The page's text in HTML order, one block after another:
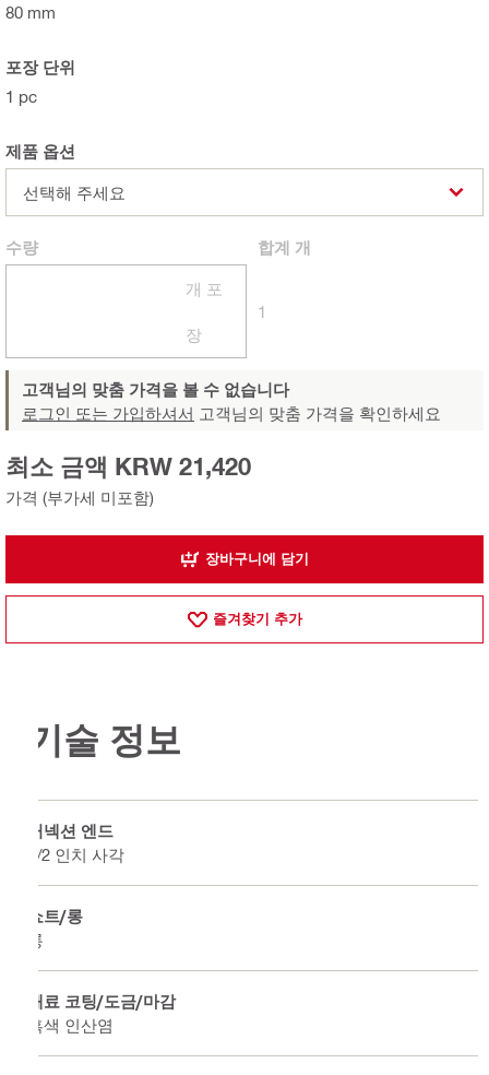
80 mm
포장 단위
1 pc
제품 옵션
선택해 주세요
수량
개 포
장
합계 개
1
고객님의 맞춤 가격을 볼 수 없습니다
로그인 또는 가입하셔서 고객님의 맞춤 가격을 확인하세요
가격 (부가세 미포함)
최소 금액 KRW 21,420
장바구니에 담기
즐겨찾기 추가
기술 정보
커넥션 엔드
1/2 인치 사각
쇼트/롱
롱
재료 코팅/도금/마감
흑색 인산염